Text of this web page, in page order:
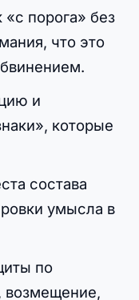
порога» без
что это
и
которые
состава
умысла в
по
возмещение,